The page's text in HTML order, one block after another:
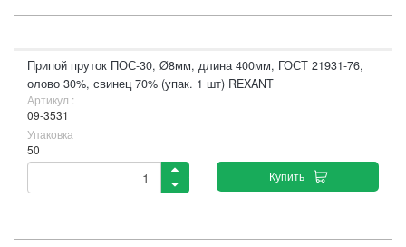
Припой пруток ПОС-30, Ø8мм, длина 400мм, ГОСТ 21931-76,
олово 30%, свинец 70% (упак. 1 шт) REXANT
Артикул :
09-3531
Упаковка
50
Купить